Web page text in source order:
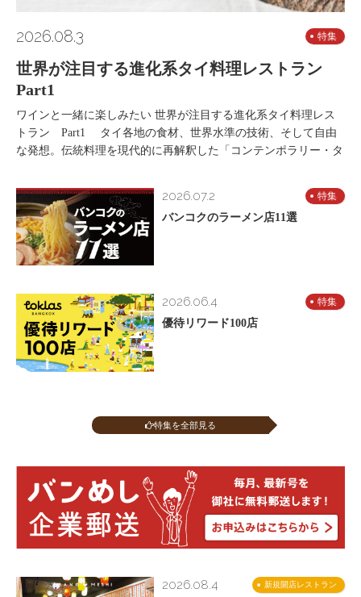
2026.08.3 特集
世界が注目する進化系タイ料理レストラン
Part1
ワインと一緒に楽しみたい 世界が注目する進化系タイ料理レス
トラン Part1 タイ各地の食材、世界水準の技術、そして自由
な発想。伝統料理を現代的に再解釈した「コンテンポラリー・タ
2026.07.2 特集
バンコクのラーメン店11選
2026.06.4 特集
優待リワード100店
特集を全部見る
新規開店レストラン
2026.08.4